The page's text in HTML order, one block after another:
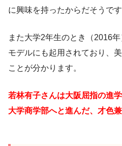
に興味を持ったからだそうです
また大学2年生のとき（2016
モデルにも起用されており、
ことが分かります。
若林有子さんは大阪屈指の進
大学商学部へと進んだ、才色